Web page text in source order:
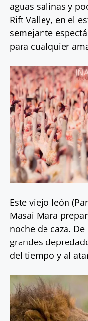
aguas salinas y
Rift Valley, en el
semejante
para cualquier
Este viejo león
Masai Mara
noche de caza.
grandes
del tiempo y al